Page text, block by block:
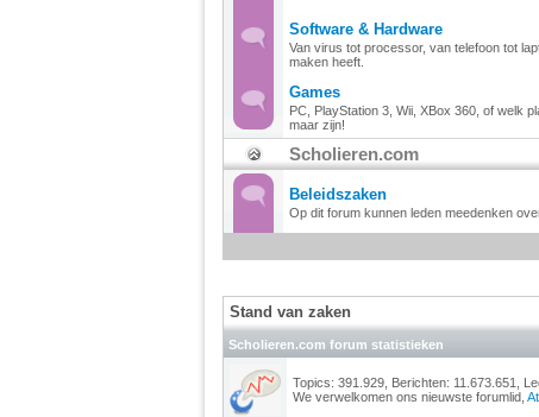
Software & Hardware
Van virus tot processor, van telefoon tot
maken heeft.
Games
PC, PlayStation 3, Wii, XBox 360, of welk
maar zijn!
Scholieren.com
Beleidszaken
Op dit forum kunnen leden meedenken
Stand van zaken
Scholieren.com forum statistieken
Topics: 391.929, Berichten: 11.673.651,
We verwelkomen ons nieuwste forumlid,